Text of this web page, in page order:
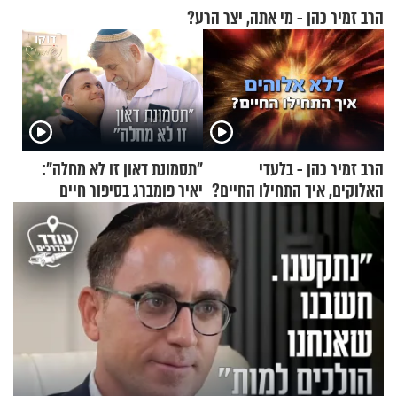
הרב זמיר כהן - מי אתה, יצר הרע?
הרב זמיר כהן - בלעדי
האלוקים, איך התחילו החיים?
"תסמונת דאון זו לא מחלה":
יאיר פומברג בסיפור חיים
מעורר השראה